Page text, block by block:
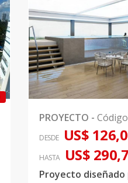
PROYECTO - Código
DESDE US$
HASTA US$